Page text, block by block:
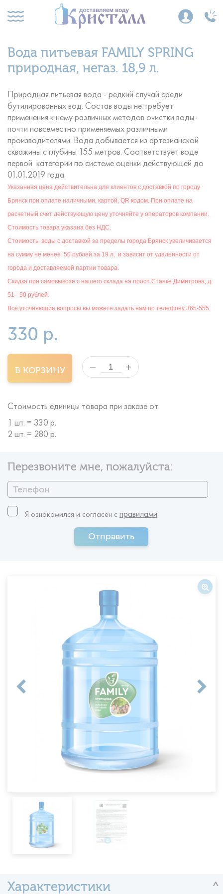
Вода питьевая FAMILY SPRING
природная, негаз. 18,9 л.
Природная питьевая вода - редкий случай среди
бутилированных вод. Состав воды не требует
производителями. Вода добывается из артезианской
скважины с глубины 155 метров. Соответствует воде
первой категории по системе оценки действующей до
01.01.2019 года.
Указанная цена действительна для клиентов с доставкой по городу
Брянск при оплате наличными, картой, QR кодом. При оплате на
расчетный счет действующую цену уточняйте у операторов компании.
Стоимость товара указана без НДС.
Стоимость воды с доставкой за пределы города Брянск увеличивается
на сумму не менее 50 рублей за 19 л. и зависит от удаленности от
города и доставляемой партии товара.
Скидка при самовывозе с нашего склада на просп.Станке Димитрова, д.
51- 50 рублей.
Все уточняющие вопросы вы можете задать нам по телефону 365-555.
330 р.
В КОРЗИНУ — +
Стоимость единицы товара при заказе от:
1 шт. = 330 р.
2 шт. = 280 р.
Перезвоните мне, пожалуйста:
Отправить
Я ознакомился и согласен c